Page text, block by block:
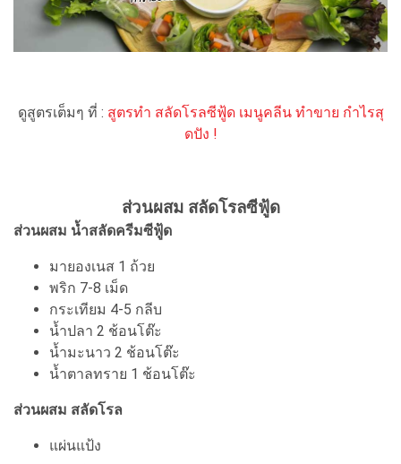
ดูสูตรเต็มๆ ที่ : สูตรทำ สลัดโรลซีฟู้ด เมนูคลีน ทำขาย กำไรสุ
ดปัง !
ส่วนผสม สลัดโรลซีฟู้ด
ส่วนผสม น้ำสลัดครีมซีฟู้ด
มายองเนส 1 ถ้วย
พริก 7-8 เม็ด
กระเทียม 4-5 กลีบ
น้ำปลา 2 ช้อนโต๊ะ
น้ำมะนาว 2 ช้อนโต๊ะ
น้ำตาลทราย 1 ช้อนโต๊ะ
ส่วนผสม สลัดโรล
แผ่นแป้ง